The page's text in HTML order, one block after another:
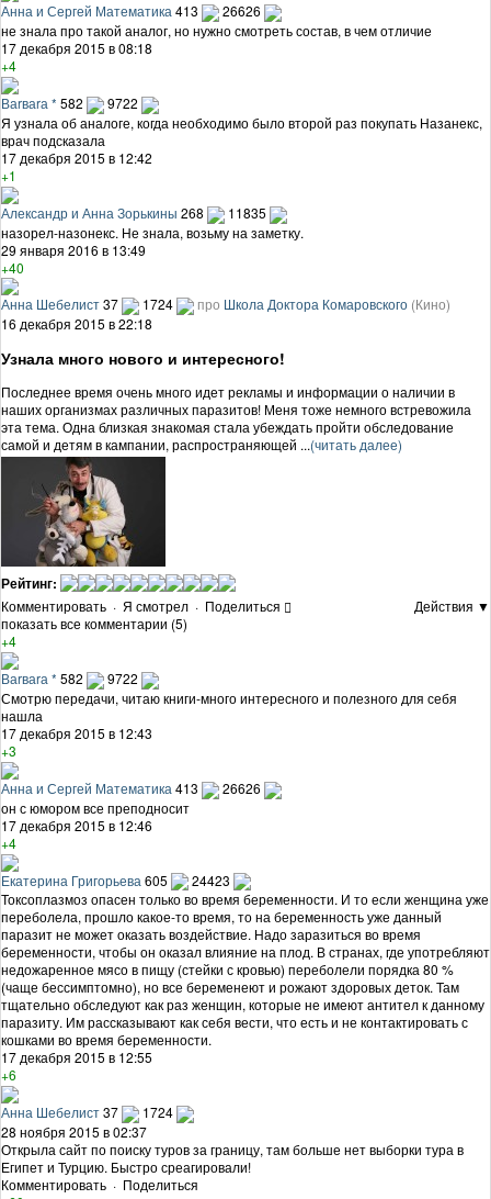
Анна и Сергей Математика 413
26626
не знала про такой аналог, но нужно смотреть состав, в чем отличие
17 декабря 2015 в 08:18
+4
Ваrваrа * 582
9722
Я узнала об аналоге, когда необходимо было второй раз покупать Назанекс,
врач подсказала
17 декабря 2015 в 12:42
+1
Александр и Анна Зорькины 268
11835
назорел-назонекс. Не знала, возьму на заметку.
29 января 2016 в 13:49
+40
Анна Шебелист37 1724 про Школа Доктора Комаровского (Кино)
16 декабря 2015 в 22:18
Узнала много нового и интересного!
Последнее время очень много идет рекламы и информации о наличии в
наших организмах различных паразитов! Меня тоже немного встревожила
эта тема. Одна близкая знакомая стала убеждать пройти обследование
самой и детям в кампании, распространяющей ...(читать далее)
Рейтинг:
Комментировать · Я смотрел · Поделиться
Действия ▼
показать все комментарии (5)
+4
Ваrваrа * 582
9722
Смотрю передачи, читаю книги-много интересного и полезного для себя
нашла
17 декабря 2015 в 12:43
+3
Анна и Сергей Математика 413
26626
он с юмором все преподносит
17 декабря 2015 в 12:46
+4
Екатерина Григорьева 605
24423
Токсоплазмоз опасен только во время беременности. И то если женщина уже
переболела, прошло какое-то время, то на беременность уже данный
паразит не может оказать воздействие. Надо заразиться во время
беременности, чтобы он оказал влияние на плод. В странах, где употребляют
недожаренное мясо в пищу (стейки с кровью) переболели порядка 80 %
(чаще бессимптомно), но все беременеют и рожают здоровых деток. Там
тщательно обследуют как раз женщин, которые не имеют антител к данному
паразиту. Им рассказывают как себя вести, что есть и не контактировать с
кошками во время беременности.
17 декабря 2015 в 12:55
+6
Анна Шебелист37
1724
28 ноября 2015 в 02:37
Открыла сайт по поиску туров за границу, там больше нет выборки тура в
Египет и Турцию. Быстро среагировали!
Комментировать · Поделиться